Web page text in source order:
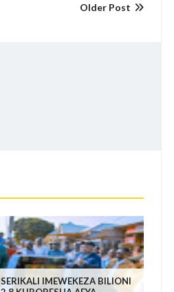
Older Post
SERIKALI IMEWEKEZA BILIONI